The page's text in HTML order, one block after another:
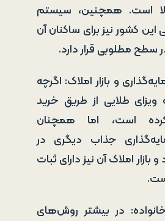
است. همچنین، سیستم
این کشور نیز برای ساکنان آن
مطلوبی قرار دارد.
و بازار املاک: اگرچه
ویزای طلایی از طریق خرید
است، اما همچنان
جذاب دیگری در
بازار املاک آن نیز دارای ثبات
در بیشتر روش‌های